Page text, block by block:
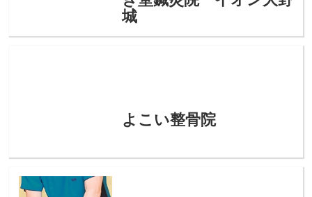
城
よこい整骨院